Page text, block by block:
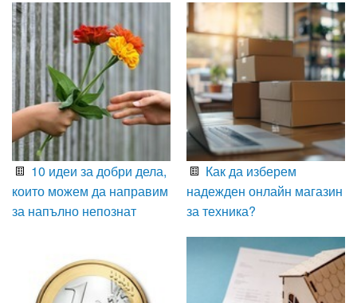
10 идеи за добри дела,
които можем да направим
за напълно непознат
Как да изберем
надежден онлайн магазин
за техника?